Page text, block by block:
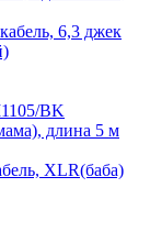
6,3 джек
XLR(баба)